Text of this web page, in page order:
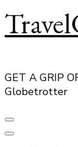
GET A GRIP
Globetrotter